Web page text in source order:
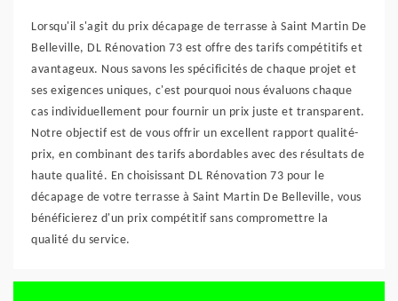
Lorsqu'il s'agit du prix décapage de terrasse à Saint Martin De
Belleville, DL Rénovation 73 est offre des tarifs compétitifs et
avantageux. Nous savons les spécificités de chaque projet et
ses exigences uniques, c'est pourquoi nous évaluons chaque
cas individuellement pour fournir un prix juste et transparent.
Notre objectif est de vous offrir un excellent rapport qualité-
prix, en combinant des tarifs abordables avec des résultats de
haute qualité. En choisissant DL Rénovation 73 pour le
décapage de votre terrasse à Saint Martin De Belleville, vous
bénéficierez d'un prix compétitif sans compromettre la
qualité du service.